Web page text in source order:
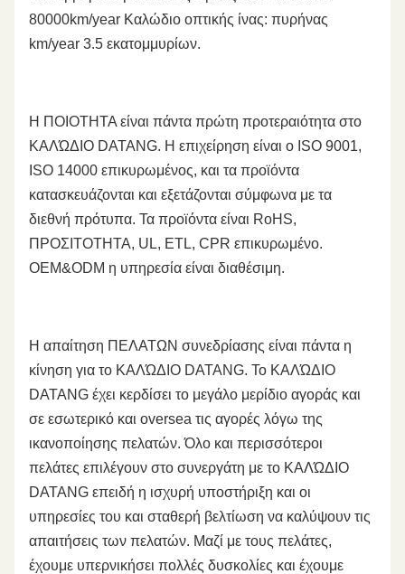
80000km/year Καλώδιο οπτικής ίνας: πυρήνας
km/year 3.5 εκατομμυρίων.
Η ΠΟΙΟΤΗΤΑ είναι πάντα πρώτη προτεραιότητα στο
ΚΑΛΏΔΙΟ DATANG. Η επιχείρηση είναι ο ISO 9001,
ISO 14000 επικυρωμένος, και τα προϊόντα
κατασκευάζονται και εξετάζονται σύμφωνα με τα
διεθνή πρότυπα. Τα προϊόντα είναι RoHS,
ΠΡΟΣΙΤΟΤΗΤΑ, UL, ETL, CPR επικυρωμένο.
OEM&ODM η υπηρεσία είναι διαθέσιμη.
Η απαίτηση ΠΕΛΑΤΩΝ συνεδρίασης είναι πάντα η
κίνηση για το ΚΑΛΏΔΙΟ DATANG. Το ΚΑΛΏΔΙΟ
DATANG έχει κερδίσει το μεγάλο μερίδιο αγοράς και
σε εσωτερικό και oversea τις αγορές λόγω της
ικανοποίησης πελατών. Όλο και περισσότεροι
πελάτες επιλέγουν στο συνεργάτη με το ΚΑΛΏΔΙΟ
DATANG επειδή η ισχυρή υποστήριξη και οι
υπηρεσίες του και σταθερή βελτίωση να καλύψουν τις
απαιτήσεις των πελατών. Μαζί με τους πελάτες,
έχουμε υπερνικήσει πολλές δυσκολίες και έχουμε